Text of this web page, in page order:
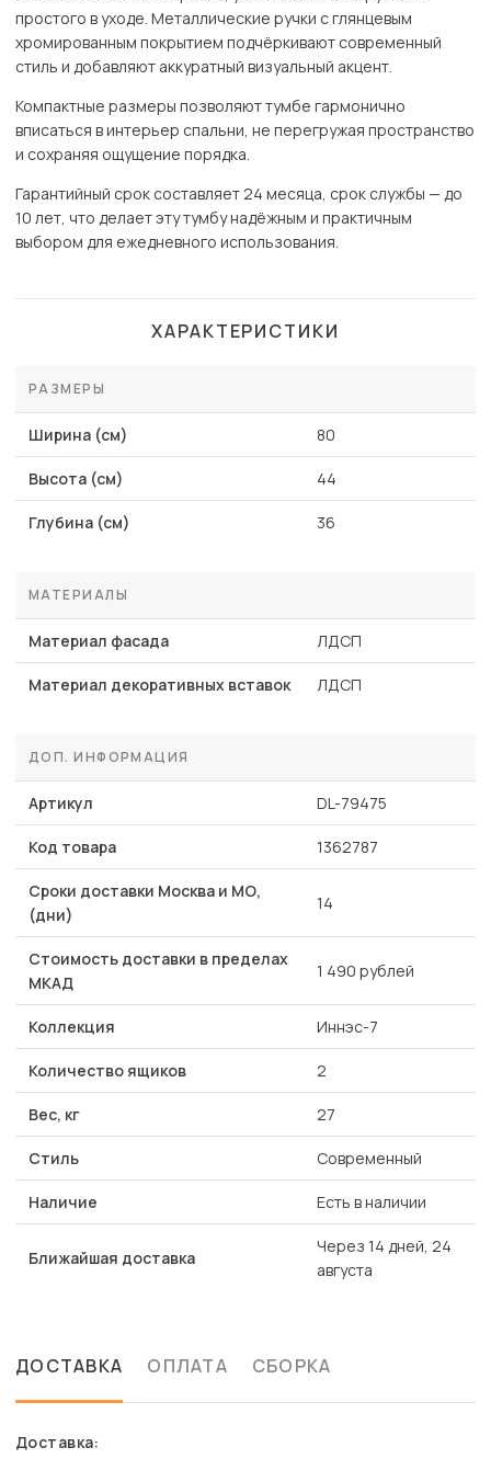
простого в уходе. Металлические ручки с глянцевым
хромированным покрытием подчёркивают современный
стиль и добавляют аккуратный визуальный акцент.
Компактные размеры позволяют тумбе гармонично
вписаться в интерьер спальни, не перегружая пространство
и сохраняя ощущение порядка.
Гарантийный срок составляет 24 месяца, срок службы — до
10 лет, что делает эту тумбу надёжным и практичным
выбором для ежедневного использования.
ХАРАКТЕРИСТИКИ
РАЗМЕРЫ
Ширина (см) 80
Высота (см) 44
Глубина (см) 36
МАТЕРИАЛЫ
Материал фасада ЛДСП
Материал декоративных вставок ЛДСП
ДОП. ИНФОРМАЦИЯ
Артикул DL-79475
Код товара 1362787
Сроки доставки Москва и МО,
(дни)
14
Стоимость доставки в пределах
МКАД
1 490 рублей
Коллекция Иннэс-7
Количество ящиков 2
Вес, кг 27
Стиль Современный
Наличие Есть в наличии
Ближайшая доставка
Через 14 дней, 24
августа
ДОСТАВКА ОПЛАТА СБОРКА
Доставка: